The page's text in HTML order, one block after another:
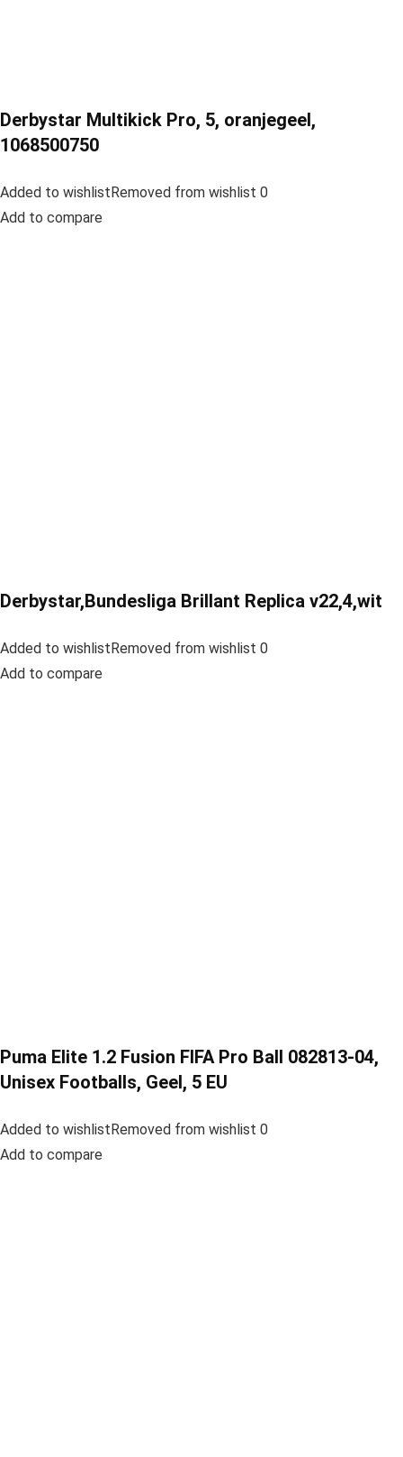
Derbystar Multikick Pro, 5, oranjegeel,
1068500750
Added to wishlistRemoved from wishlist 0
Add to compare
Derbystar,Bundesliga Brillant Replica v22,4,wit
Added to wishlistRemoved from wishlist 0
Add to compare
Puma Elite 1.2 Fusion FIFA Pro Ball 082813-04,
Unisex Footballs, Geel, 5 EU
Added to wishlistRemoved from wishlist 0
Add to compare